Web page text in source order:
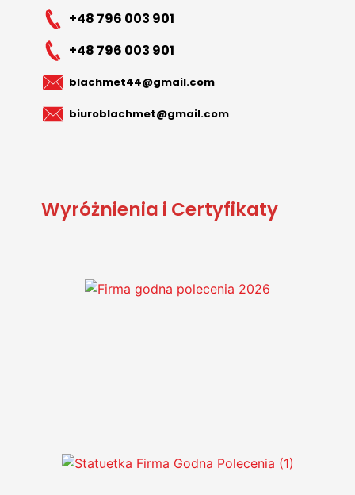
+48 796 003 901
+48 796 003 901
blachmet44@gmail.com
biuroblachmet@gmail.com
Wyróżnienia i Certyfikaty